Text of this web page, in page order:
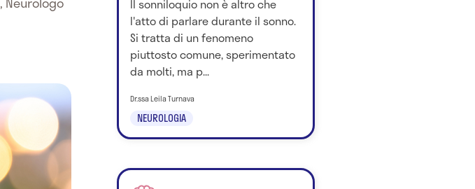
Il sonniloquio non è altro che
l'atto di parlare durante il sonno.
Si tratta di un fenomeno
piuttosto comune, sperimentato
da molti, ma p...
NEUROLOGIA
Dr.ssa Leila Turnava